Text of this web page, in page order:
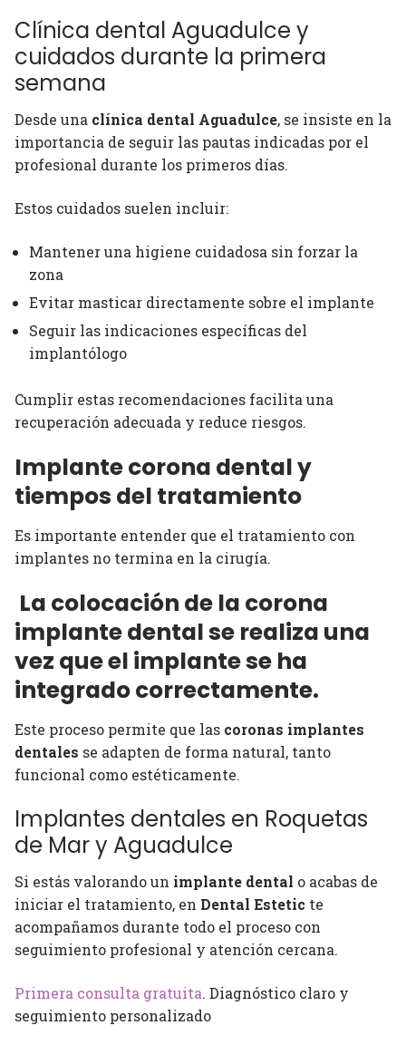
Clínica dental Aguadulce y
cuidados durante la primera
semana
Desde una clínica dental Aguadulce, se insiste en la
importancia de seguir las pautas indicadas por el
profesional durante los primeros días.
Estos cuidados suelen incluir:
Mantener una higiene cuidadosa sin forzar la
zona
Evitar masticar directamente sobre el implante
Seguir las indicaciones específicas del
implantólogo
Cumplir estas recomendaciones facilita una
recuperación adecuada y reduce riesgos.
Implante corona dental y
tiempos del tratamiento
Es importante entender que el tratamiento con
implantes no termina en la cirugía.
La colocación de la corona
implante dental se realiza una
vez que el implante se ha
integrado correctamente.
Este proceso permite que las coronas implantes
dentales se adapten de forma natural, tanto
funcional como estéticamente.
Implantes dentales en Roquetas
de Mar y Aguadulce
Si estás valorando un implante dental o acabas de
iniciar el tratamiento, en Dental Estetic te
acompañamos durante todo el proceso con
seguimiento profesional y atención cercana.
Primera consulta gratuita. Diagnóstico claro y
seguimiento personalizado